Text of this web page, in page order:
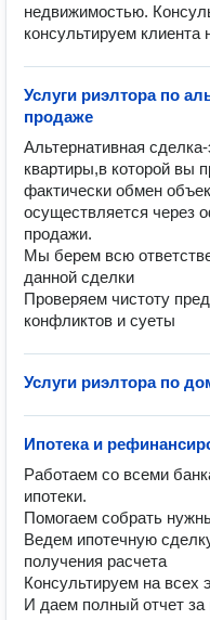
недвижимостью.
консультируем клиента
Услуги риэлтора по
продаже
Альтернативная
квартиры,в которой вы
фактически обмен
осуществляется через
продажи.
Мы берем всю
данной сделки
Проверяем чистоту
конфликтов и суеты
Услуги риэлтора по
Ипотека и
Работаем со всеми
ипотеки.
Помогаем собрать
Ведем ипотечную
получения расчета
Консультируем на всех
И даем полный отчет